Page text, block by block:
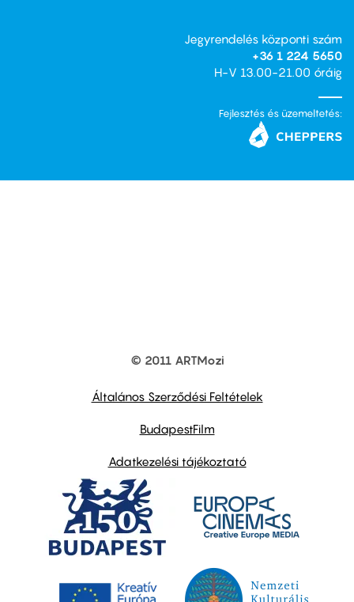
Jegyrendelés központi szám
+36 1 224 5650
H-V 13.00-21.00 óráig
Fejlesztés és üzemeltetés:
© 2011 ARTMozi
Általános Szerződési Feltételek
BudapestFilm
Adatkezelési tájékoztató